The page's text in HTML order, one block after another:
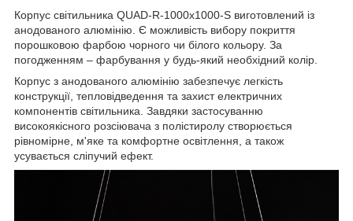
Корпус світильника QUAD-R-1000x1000-S виготовлений із
анодованого алюмінію. Є можливість вибору покриття
порошковою фарбою чорного чи білого кольору. За
погодженням – фарбування у будь-який необхідний колір.
Корпус з анодованого алюмінію забезпечує легкість
конструкції, тепловідведення та захист електричних
компонентів світильника. Завдяки застосуванню
високоякісного розсіювача з полістиролу створюється
рівномірне, м'яке та комфортне освітлення, а також
усувається сліпучий ефект.